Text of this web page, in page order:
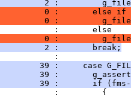
2 :
0 :       else if
0 :
:       else
0 :
2 :       break;
:
39 :     case
39 :
39 :       if
:         {